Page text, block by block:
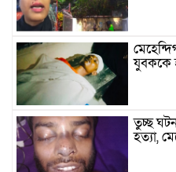
যুবককে
তুচ্ছ
হত্যা,